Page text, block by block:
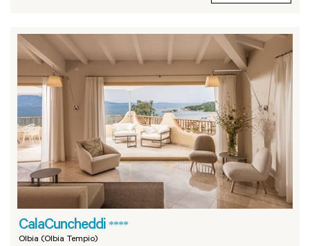
CalaCuncheddi ****
Olbia (Olbia Tempio)